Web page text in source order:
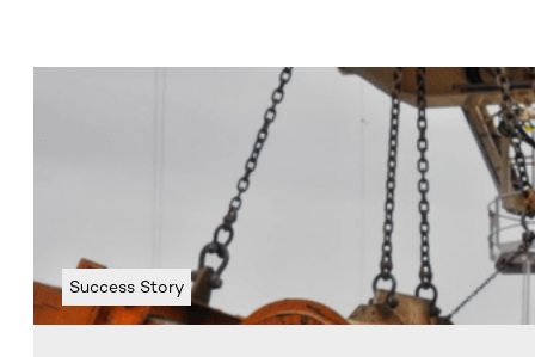
Success Story